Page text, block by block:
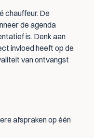
chauffeur. De
de agenda
is. Denk aan
invloed heeft op de
van ontvangst
afspraken op één